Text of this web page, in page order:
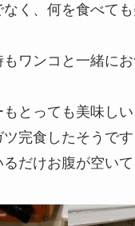
なく、何を食べて
もワンコと一緒に
とっても美味し
完食したそうで
だけお腹が空い